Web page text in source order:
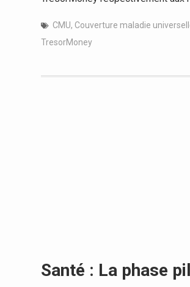
CMU, Couverture maladie
TresorMoney
Santé : La phase